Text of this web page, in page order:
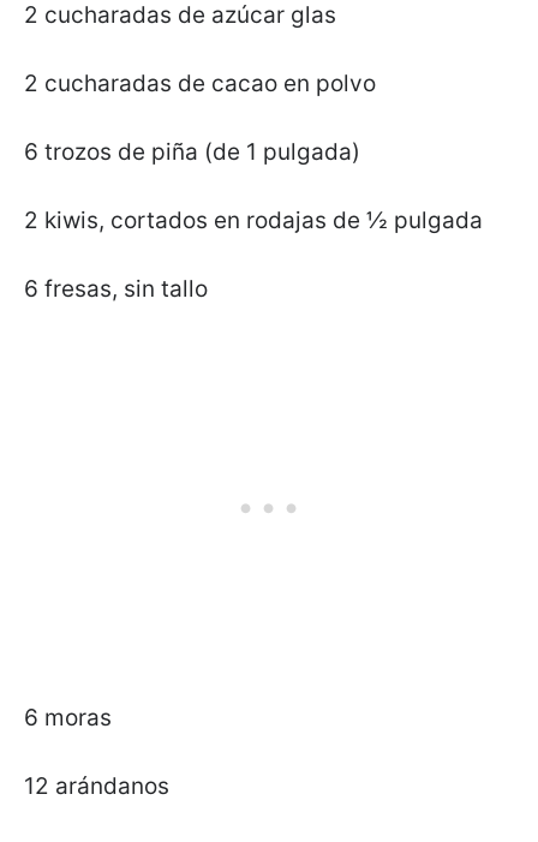
2 cucharadas de azúcar glas
2 cucharadas de cacao en polvo
6 trozos de piña (de 1 pulgada)
2 kiwis, cortados en rodajas de ½ pulgada
6 fresas, sin tallo
6 moras
12 arándanos